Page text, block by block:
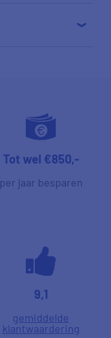
Tot wel €850,-
per jaar besparen
9,1
gemiddelde
klantwaardering